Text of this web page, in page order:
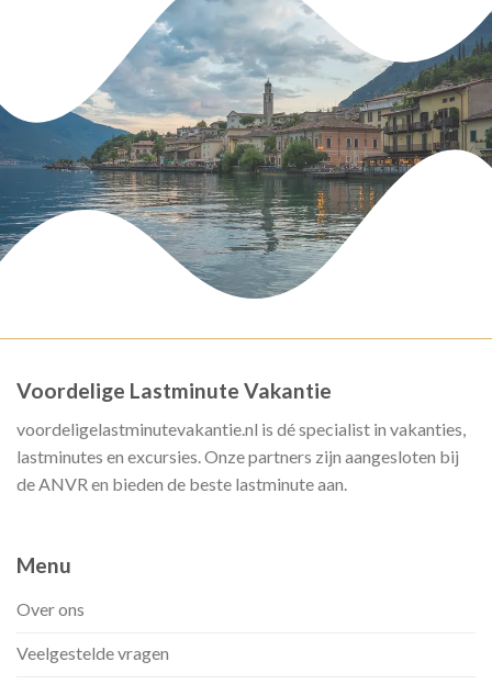
Voordelige Lastminute Vakantie
voordeligelastminutevakantie.nl is dé specialist in vakanties,
lastminutes en excursies. Onze partners zijn aangesloten bij
de ANVR en bieden de beste lastminute aan.
Menu
Over ons
Veelgestelde vragen